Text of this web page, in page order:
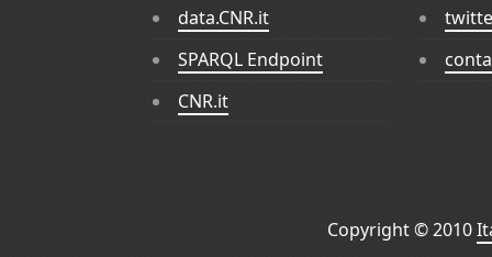
data.CNR.it
SPARQL Endpoint
CNR.it
Copyright © 2010